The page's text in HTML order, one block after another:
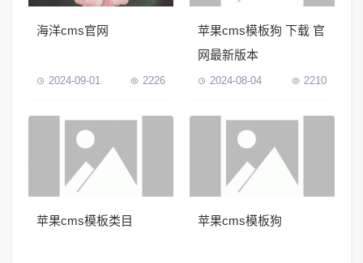
海洋cms官网
2024-09-01 2226
苹果cms模板狗 下载 官
网最新版本
2024-08-04 2210
苹果cms模板类目 苹果cms模板狗